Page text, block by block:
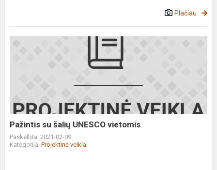
Plačiau
Pažintis
Pažintis su šalių UNESCO vietomis
Paskelbta: 2021-02-09
Kategorija: Projektinė veikla